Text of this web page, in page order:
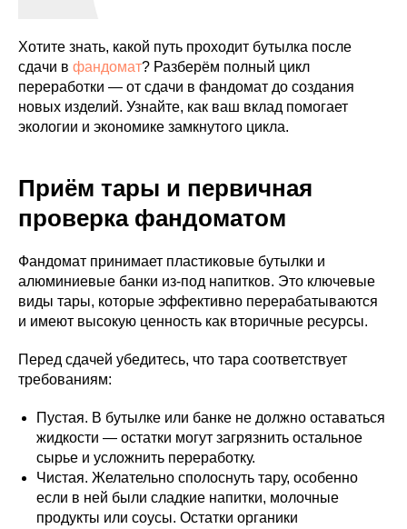
Хотите знать, какой путь проходит бутылка после
сдачи в фандомат? Разберём полный цикл
переработки — от сдачи в фандомат до создания
новых изделий. Узнайте, как ваш вклад помогает
экологии и экономике замкнутого цикла.
Приём тары и первичная
проверка фандоматом
Фандомат принимает пластиковые бутылки и
алюминиевые банки из‑под напитков. Это ключевые
виды тары, которые эффективно перерабатываются
и имеют высокую ценность как вторичные ресурсы.
Перед сдачей убедитесь, что тара соответствует
требованиям:
Пустая. В бутылке или банке не должно оставаться
жидкости — остатки могут загрязнить остальное
сырье и усложнить переработку.
Чистая. Желательно сполоснуть тару, особенно
если в ней были сладкие напитки, молочные
продукты или соусы. Остатки органики